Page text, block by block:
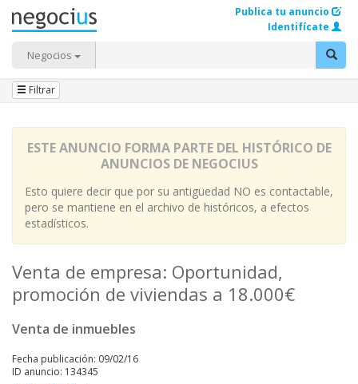
Negocios
Publica tu anuncio
Identifícate
Filtrar
ESTE ANUNCIO FORMA PARTE DEL HISTÓRICO DE
ANUNCIOS DE NEGOCIUS
Esto quiere decir que por su antigüedad NO es contactable,
pero se mantiene en el archivo de históricos, a efectos
estadísticos.
Venta de empresa: Oportunidad,
promoción de viviendas a 18.000€
Venta de inmuebles
Fecha publicación: 09/02/16
ID anuncio: 134345